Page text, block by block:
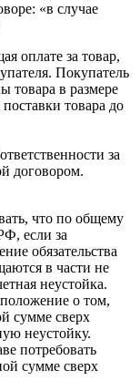
«в случае
оплате за товар,
Покупатель
товара в размере
товара до
за
договором.
что по общему
если за
обязательства
в части не
неустойка.
о том,
сумме сверх
неустойку.
потребовать
сумме сверх